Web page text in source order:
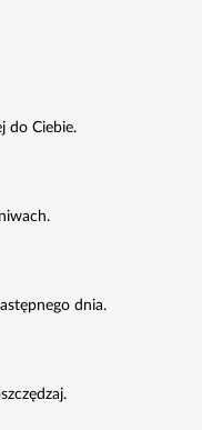
do Ciebie.
dnia.